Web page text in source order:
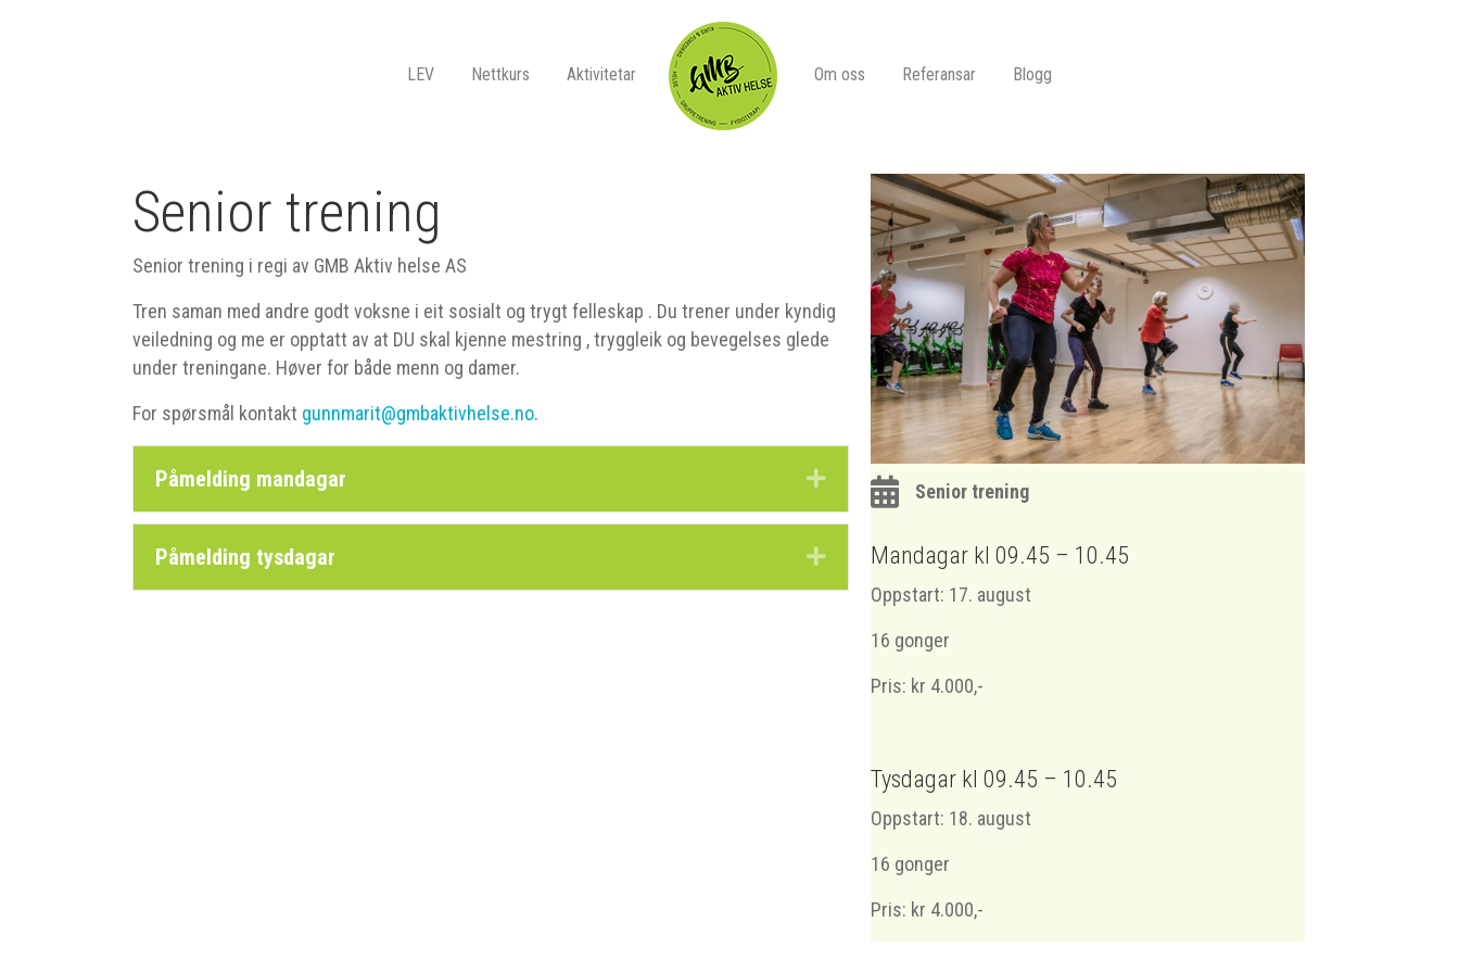
LEV Nettkurs Aktivitetar Om oss Referansar Blogg
Senior trening
Senior trening i regi av GMB Aktiv helse AS
Tren saman med andre godt voksne i eit sosialt og trygt felleskap . Du trener under kyndig
veiledning og me er opptatt av at DU skal kjenne mestring , tryggleik og bevegelses glede
under treningane. Høver for både menn og damer.
For spørsmål kontakt gunnmarit@gmbaktivhelse.no.
Påmelding mandagar Expand
Påmelding tysdagar Expand
Senior trening
Mandagar kl 09.45 – 10.45
Oppstart: 17. august
16 gonger
Pris: kr 4.000,-
Tysdagar kl 09.45 – 10.45
Oppstart: 18. august
16 gonger
Pris: kr 4.000,-